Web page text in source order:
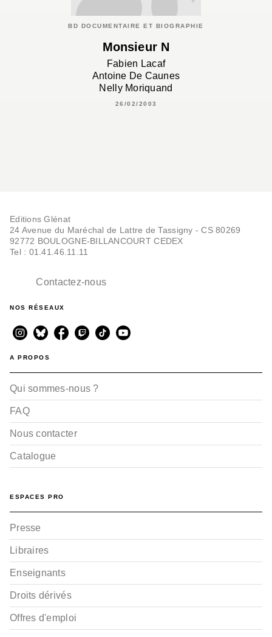
BD DOCUMENTAIRE ET BIOGRAPHIE
Monsieur N
Fabien Lacaf
Antoine De Caunes
Nelly Moriquand
26/02/2003
Editions Glénat
24 Avenue du Maréchal de Lattre de Tassigny - CS 80269
92772 BOULOGNE-BILLANCOURT CEDEX
Tel : 01.41.46.11.11
Contactez-nous
NOS RÉSEAUX
A PROPOS
Qui sommes-nous ?
FAQ
Nous contacter
Catalogue
ESPACES PRO
Presse
Libraires
Enseignants
Droits dérivés
Offres d'emploi